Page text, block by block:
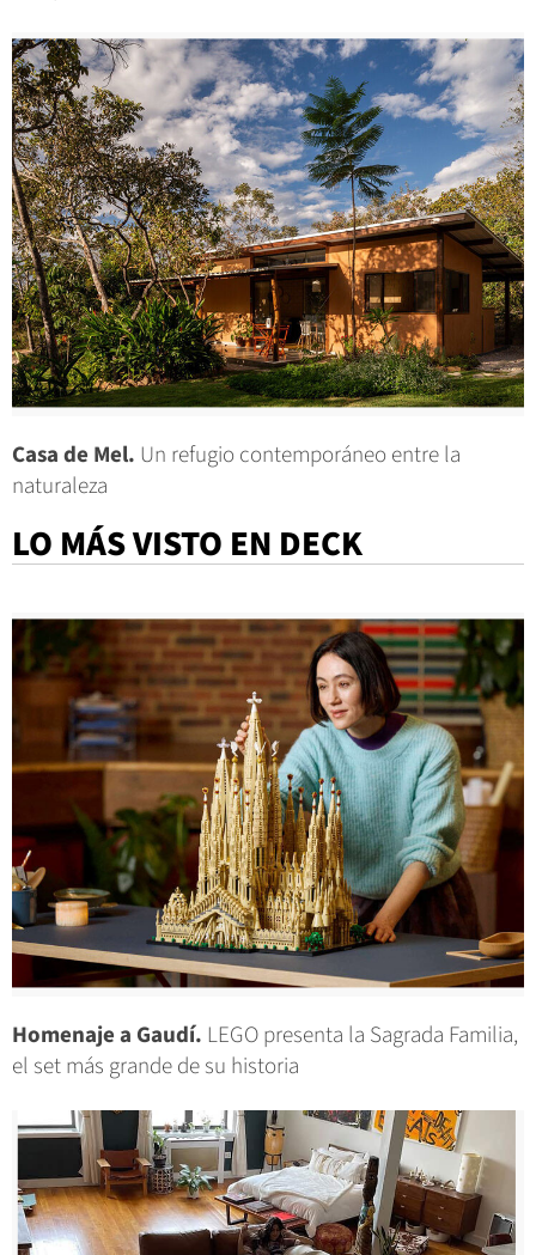
Casa de Mel. Un refugio contemporáneo entre la
naturaleza
LO MÁS VISTO EN DECK
Homenaje a Gaudí. LEGO presenta la Sagrada Familia,
el set más grande de su historia